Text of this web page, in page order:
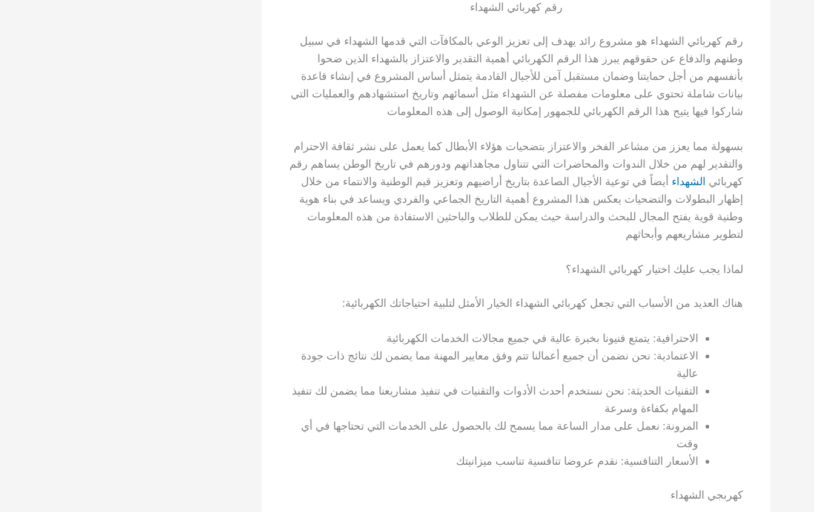
رقم كهربائي الشهداء
رقم كهربائي الشهداء هو مشروع رائد يهدف إلى تعزيز الوعي بالمكافآت التي قدمها الشهداء في سبيل
وطنهم والدفاع عن حقوقهم يبرز هذا الرقم الكهربائي أهمية التقدير والاعتزاز بالشهداء الذين ضحوا
بأنفسهم من أجل حمايتنا وضمان مستقبل آمن للأجيال القادمة يتمثل أساس المشروع في إنشاء قاعدة
بيانات شاملة تحتوي على معلومات مفصلة عن الشهداء مثل أسمائهم وتاريخ استشهادهم والعمليات التي
شاركوا فيها يتيح هذا الرقم الكهربائي للجمهور إمكانية الوصول إلى هذه المعلومات
بسهولة مما يعزز من مشاعر الفخر والاعتزاز بتضحيات هؤلاء الأبطال كما يعمل على نشر ثقافة الاحترام
والتقدير لهم من خلال الندوات والمحاضرات التي تتناول مجاهداتهم ودورهم في تاريخ الوطن يساهم رقم
كهربائي الشهداء أيضاً في توعية الأجيال الصاعدة بتاريخ أراضيهم وتعزيز قيم الوطنية والانتماء من خلال
إظهار البطولات والتضحيات يعكس هذا المشروع أهمية التاريخ الجماعي والفردي ويساعد في بناء هوية
وطنية قوية يفتح المجال للبحث والدراسة حيث يمكن للطلاب والباحثين الاستفادة من هذه المعلومات
لتطوير مشاريعهم وأبحاثهم
لماذا يجب عليك اختيار كهربائي الشهداء؟
هناك العديد من الأسباب التي تجعل كهربائي الشهداء الخيار الأمثل لتلبية احتياجاتك الكهربائية:
الاحترافية: يتمتع فنيونا بخبرة عالية في جميع مجالات الخدمات الكهربائية
الاعتمادية: نحن نضمن أن جميع أعمالنا تتم وفق معايير المهنة مما يضمن لك نتائج ذات جودة
عالية
التقنيات الحديثة: نحن نستخدم أحدث الأدوات والتقنيات في تنفيذ مشاريعنا مما يضمن لك تنفيذ
المهام بكفاءة وسرعة
المرونة: نعمل على مدار الساعة مما يسمح لك بالحصول على الخدمات التي تحتاجها في أي
وقت
الأسعار التنافسية: نقدم عروضا تنافسية تناسب ميزانيتك
كهربجي الشهداء